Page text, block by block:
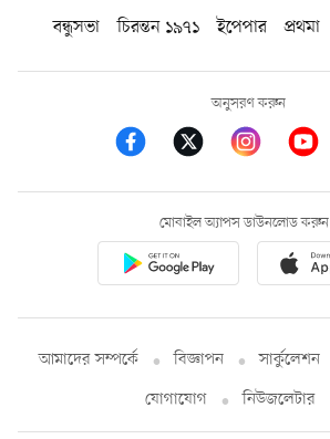
বন্ধুসভা
চিরন্তন ১৯৭১ ইপেপার প্রথমা
অনুসরণ করুন
মোবাইল অ্যাপস ডাউনলোড করুন
আমাদের সম্পর্কে বিজ্ঞাপন সার্কুলেশন
যোগাযোগ
নিউজলেটার